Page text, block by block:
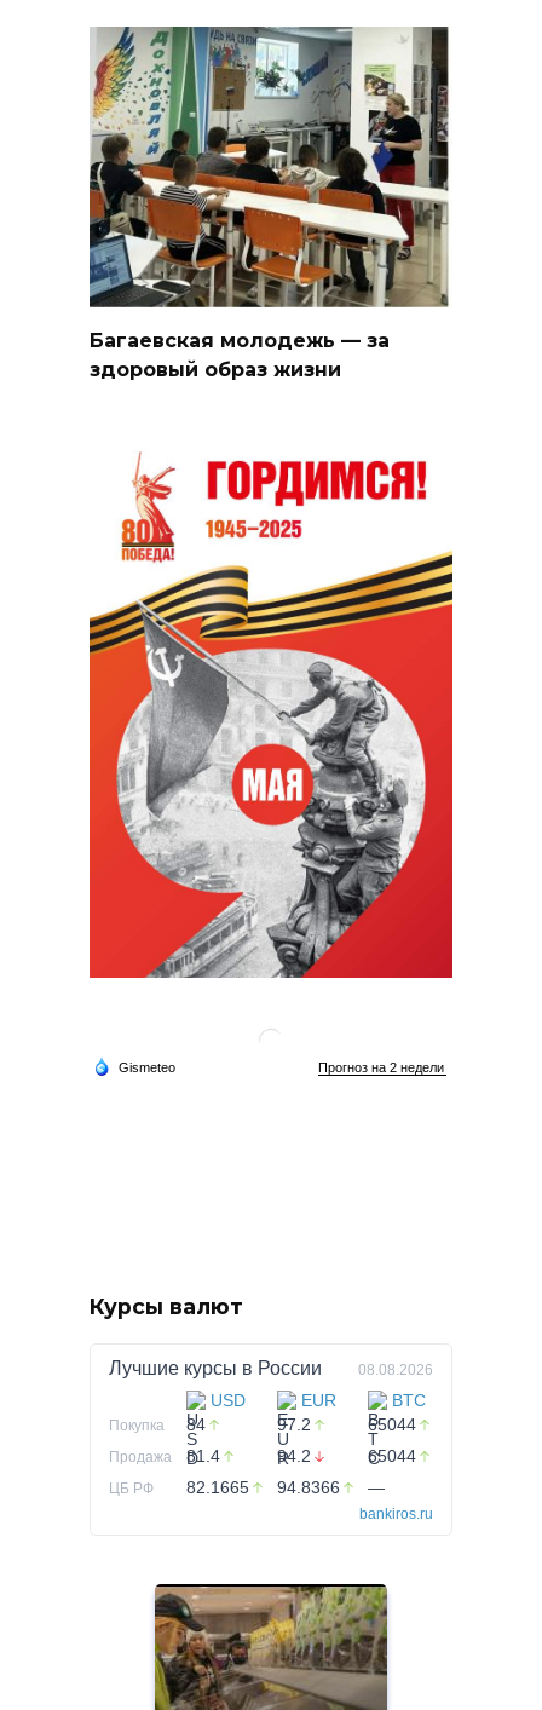
Багаевская молодежь — за
здоровый образ жизни
Курсы валют
Лучшие курсы в России 08.08.2026
USD EUR BTC
Покупка 84 97.2 65044
Продажа 81.4 94.2 65044
ЦБ РФ 82.1665 94.8366 —
bankiros.ru